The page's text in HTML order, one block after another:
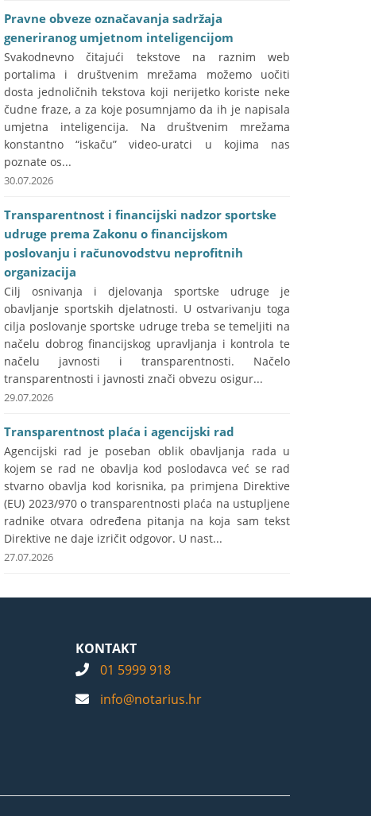
Pravne obveze označavanja sadržaja
generiranog umjetnom inteligencijom
Svakodnevno čitajući tekstove na raznim web
portalima i društvenim mrežama možemo uočiti
dosta jednoličnih tekstova koji nerijetko koriste neke
čudne fraze, a za koje posumnjamo da ih je napisala
umjetna inteligencija. Na društvenim mrežama
konstantno “iskaču” video-uratci u kojima nas
poznate os...
30.07.2026
Transparentnost i financijski nadzor sportske
udruge prema Zakonu o financijskom
poslovanju i računovodstvu neprofitnih
organizacija
Cilj osnivanja i djelovanja sportske udruge je
obavljanje sportskih djelatnosti. U ostvarivanju toga
cilja poslovanje sportske udruge treba se temeljiti na
načelu dobrog financijskog upravljanja i kontrola te
načelu javnosti i transparentnosti. Načelo
transparentnosti i javnosti znači obvezu osigur...
29.07.2026
Transparentnost plaća i agencijski rad
Agencijski rad je poseban oblik obavljanja rada u
kojem se rad ne obavlja kod poslodavca već se rad
stvarno obavlja kod korisnika, pa primjena Direktive
(EU) 2023/970 o transparentnosti plaća na ustupljene
radnike otvara određena pitanja na koja sam tekst
Direktive ne daje izričit odgovor. U nast...
27.07.2026
KONTAKT
01 5999 918
info@notarius.hr